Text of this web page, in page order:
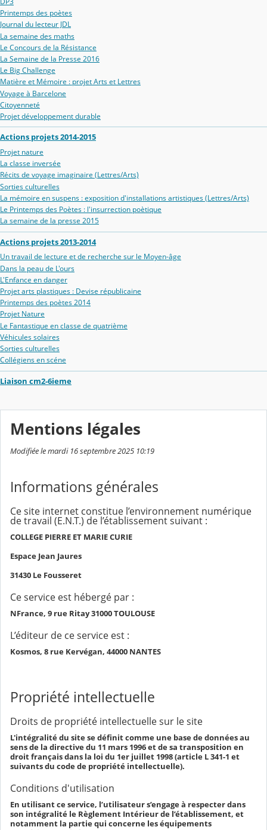
Printemps des poètes
Journal du lecteur JDL
La semaine des maths
Le Concours de la Résistance
La Semaine de la Presse 2016
Le Big Challenge
Matière et Mémoire : projet Arts et Lettres
Voyage à Barcelone
Citoyenneté
Projet développement durable
Actions projets 2014-2015
Projet nature
La classe inversée
Récits de voyage imaginaire (Lettres/Arts)
Sorties culturelles
La mémoire en suspens : exposition d'installations artistiques (Lettres/Arts)
Le Printemps des Poètes : l'insurrection poètique
La semaine de la presse 2015
Actions projets 2013-2014
Un travail de lecture et de recherche sur le Moyen-âge
Dans la peau de L'ours
L'Enfance en danger
Projet arts plastiques : Devise républicaine
Printemps des poètes 2014
Projet Nature
Le Fantastique en classe de quatrième
Véhicules solaires
Sorties culturelles
Collégiens en scéne
Liaison cm2-6ieme
Mentions légales
Modifiée le mardi 16 septembre 2025 10:19
Informations générales
Ce site internet constitue l’environnement numérique
de travail (E.N.T.) de l’établissement suivant :
COLLEGE PIERRE ET MARIE CURIE
Espace Jean Jaures
31430 Le Fousseret
Ce service est hébergé par :
NFrance, 9 rue Ritay 31000 TOULOUSE
L’éditeur de ce service est :
Kosmos, 8 rue Kervégan, 44000 NANTES
Propriété intellectuelle
Droits de propriété intellectuelle sur le site
L'intégralité du site se définit comme une base de données au
sens de la directive du 11 mars 1996 et de sa transposition en
droit français dans la loi du 1er juillet 1998 (article L 341-1 et
suivants du code de propriété intellectuelle).
Conditions d'utilisation
En utilisant ce service, l’utilisateur s’engage à respecter dans
son intégralité le Règlement Intérieur de l’établissement, et
notamment la partie qui concerne les équipements